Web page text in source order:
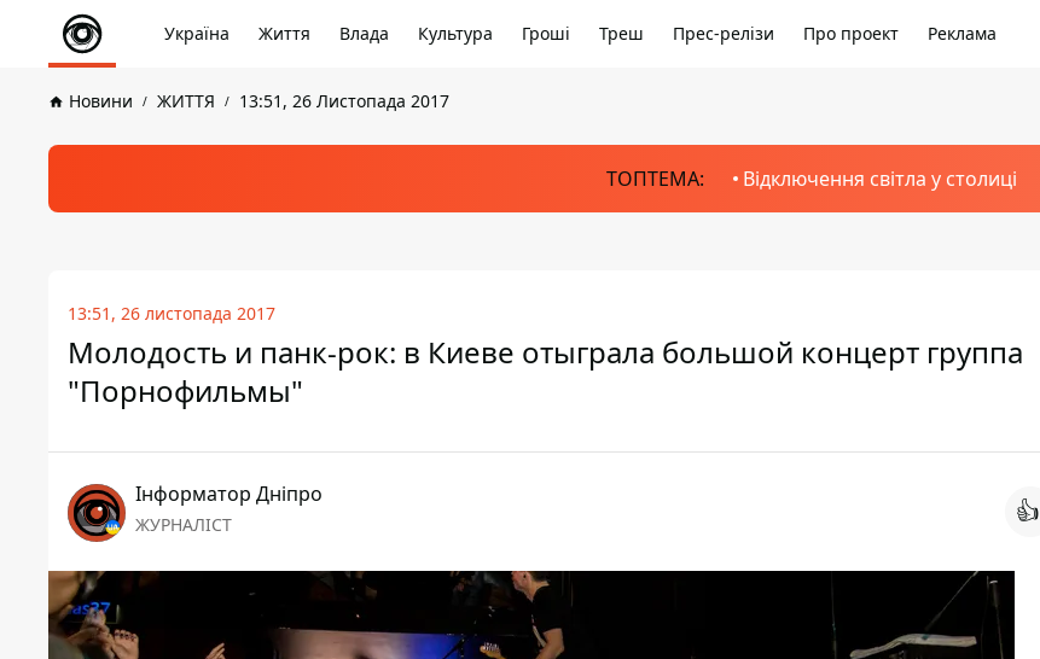
Україна Життя Влада Культура Гроші Треш Прес-релізи Про проект Реклама
Новини ЖИТТЯ 13:51, 26 Листопада 2017
ТОПТЕМА: Відключення світла у столиці
13:51, 26 листопада 2017
Молодость и панк-рок: в Киеве отыграла большой концерт группа
"Порнофильмы"
Інформатор Дніпро
ЖУРНАЛІСТ 👍